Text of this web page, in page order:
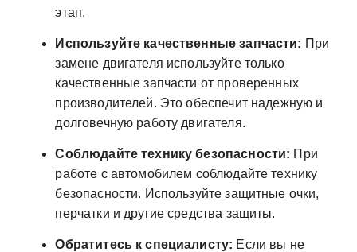
этап.
Используйте качественные запчасти: При
замене двигателя используйте только
качественные запчасти от проверенных
производителей. Это обеспечит надежную и
долговечную работу двигателя.
Соблюдайте технику безопасности: При
работе с автомобилем соблюдайте технику
безопасности. Используйте защитные очки,
перчатки и другие средства защиты.
Обратитесь к специалисту: Если вы не